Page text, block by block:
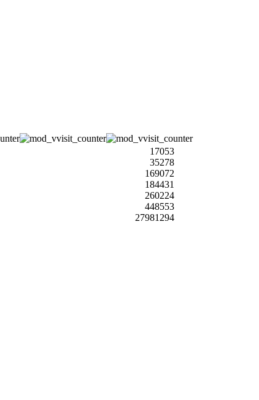
17053
35278
169072
184431
260224
448553
27981294